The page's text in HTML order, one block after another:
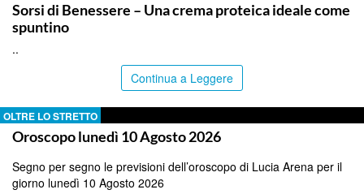
Sorsi di Benessere – Una crema proteica ideale come
spuntino
..
Continua a Leggere
OLTRE LO STRETTO
Oroscopo lunedì 10 Agosto 2026
Segno per segno le previsioni dell’oroscopo di Lucia Arena per il
giorno lunedì 10 Agosto 2026